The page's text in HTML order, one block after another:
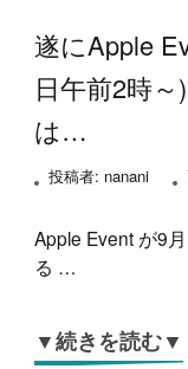
遂にApple
日午前2時
は…
投稿者: nanani
Apple Event が9
る …
▼続きを読む▼